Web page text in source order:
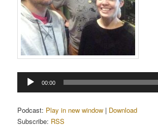
Tocador
00:00
Podcast: Play in new window | Download
Subscribe: RSS